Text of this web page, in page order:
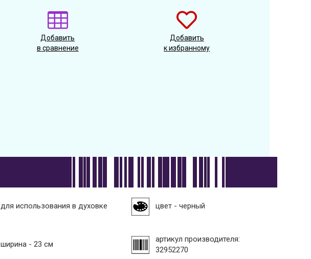
Добавить
в сравнение
Добавить
к избранному
для использования в духовке цвет - черный
ширина - 23 см
артикул производителя:
32952270